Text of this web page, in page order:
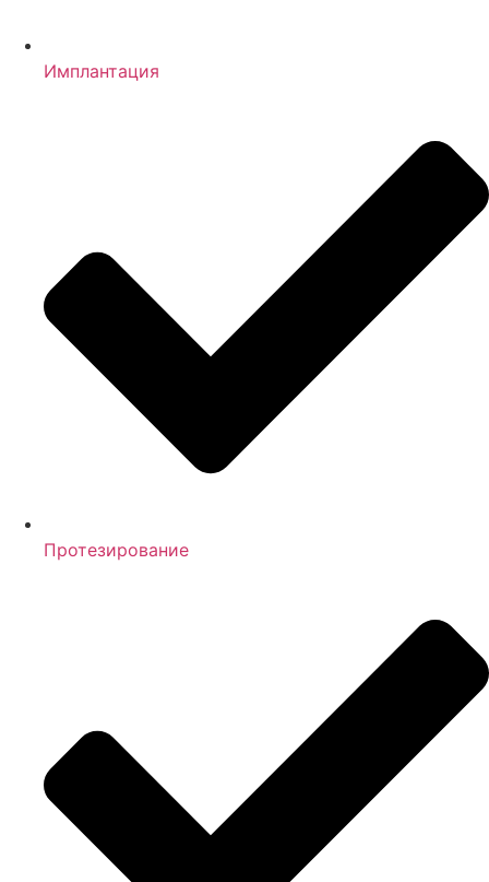
Имплантация
Протезирование